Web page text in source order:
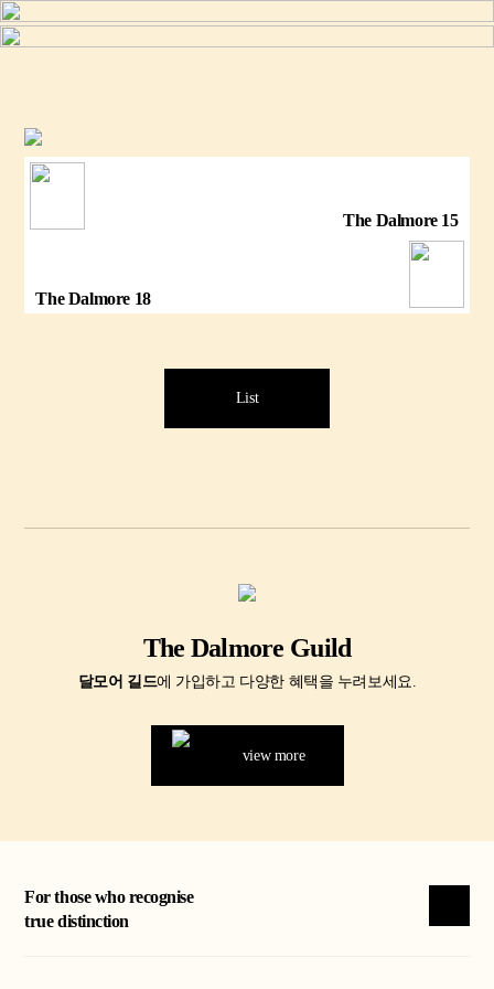
The Dalmore 15
The Dalmore 18
List
The Dalmore Guild
달모어 길드에 가입하고 다양한 혜택을 누려보세요.
view more
For those who recognise
true distinction